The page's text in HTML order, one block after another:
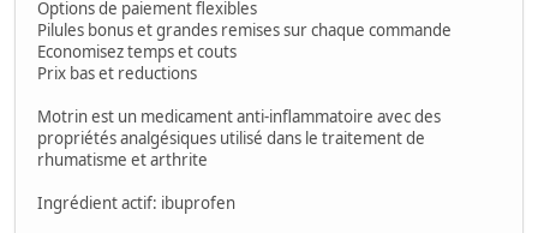
Options de paiement flexibles
Pilules bonus et grandes remises sur chaque commande
Economisez temps et couts
Prix bas et reductions
Motrin est un medicament anti-inflammatoire avec des
propriétés analgésiques utilisé dans le traitement de
rhumatisme et arthrite
Ingrédient actif: ibuprofen